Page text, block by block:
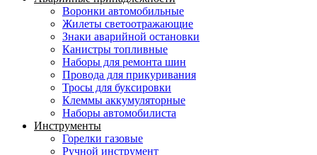
Воронки автомобильные
Жилеты светоотражающие
Знаки аварийной остановки
Канистры топливные
Наборы для ремонта шин
Провода для прикуривания
Тросы для буксировки
Клеммы аккумуляторные
Наборы автомобилиста
Инструменты
Горелки газовые
Ручной инструмент